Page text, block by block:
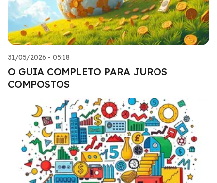
31/05/2026 - 05:18
O GUIA COMPLETO PARA JUROS
COMPOSTOS